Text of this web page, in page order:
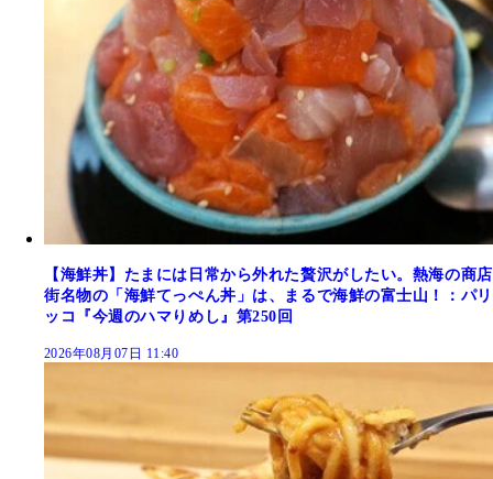
【海鮮丼】たまには日常から外れた贅沢がしたい。熱海の商店
街名物の「海鮮てっぺん丼」は、まるで海鮮の富士山！：パリ
ッコ『今週のハマりめし』第250回
2026年08月07日 11:40